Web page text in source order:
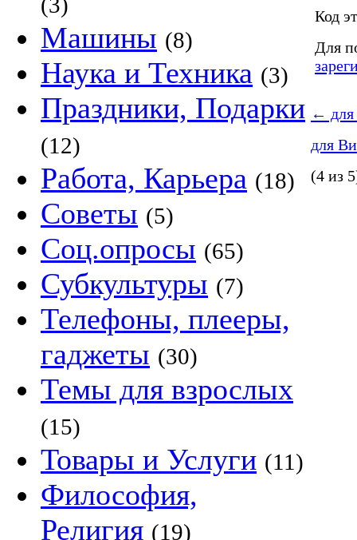
Машины (8)
Наука и Техника (3)
Праздники, Подарки
(12)
Работа, Карьера (18)
Советы (5)
Соц.опросы (65)
Субкультуры (7)
Телефоны, плееры,
гаджеты (30)
Темы для взрослых
(15)
Товары и Услуги (11)
Философия,
Религия (19)
Код
Для
←
для
(4 из